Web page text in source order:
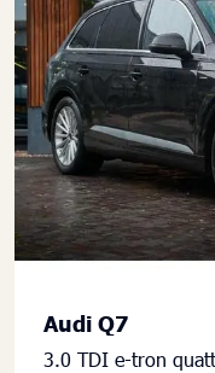
Audi Q7
3.0 TDI e-tron